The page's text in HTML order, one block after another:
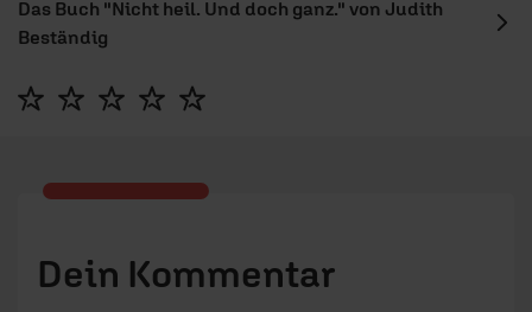
Das Buch "Nicht heil. Und doch ganz." von Judith
Beständig
Dein Kommentar